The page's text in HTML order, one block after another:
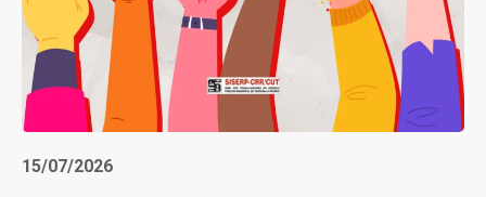
15/07/2026